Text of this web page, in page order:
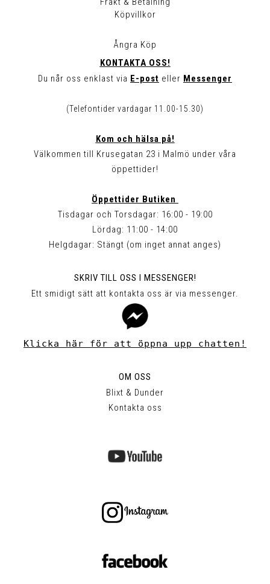
Köpvillkor
Ångra Köp
KONTAKTA OSS!
Du når oss enklast via E-post eller Messenger
(Telefontider vardagar 11.00-15.30)
Kom och hälsa på!
Välkommen till Krusegatan 23 i Malmö under våra
öppettider!
Öppettider Butiken
Tisdagar och Torsdagar: 16:00 - 19:00
Lördag: 11:00 - 14:00
Helgdagar: Stängt (om inget annat anges)
SKRIV TILL OSS I MESSENGER!
Ett smidigt sätt att kontakta oss är via messenger.
Klicka här för att öppna upp chatten!
OM OSS
Blixt & Dunder
Kontakta oss